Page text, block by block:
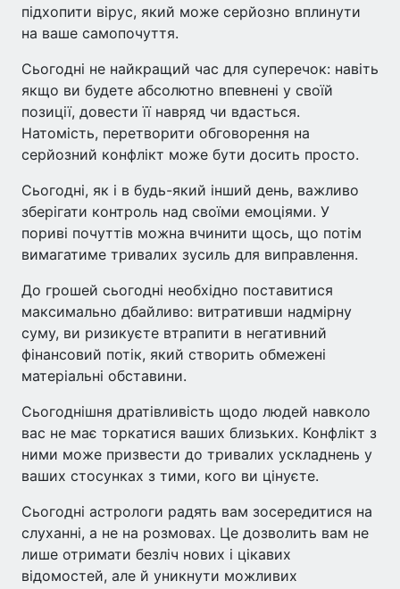
підхопити вірус, який може серйозно вплинути
на ваше самопочуття.
Сьогодні не найкращий час для суперечок: навіть
якщо ви будете абсолютно впевнені у своїй
позиції, довести її навряд чи вдасться.
Натомість, перетворити обговорення на
серйозний конфлікт може бути досить просто.
Сьогодні, як і в будь-який інший день, важливо
зберігати контроль над своїми емоціями. У
пориві почуттів можна вчинити щось, що потім
вимагатиме тривалих зусиль для виправлення.
До грошей сьогодні необхідно поставитися
максимально дбайливо: витративши надмірну
суму, ви ризикуєте втрапити в негативний
фінансовий потік, який створить обмежені
матеріальні обставини.
Сьогоднішня дратівливість щодо людей навколо
вас не має торкатися ваших близьких. Конфлікт з
ними може призвести до тривалих ускладнень у
ваших стосунках з тими, кого ви цінуєте.
Сьогодні астрологи радять вам зосередитися на
слуханні, а не на розмовах. Це дозволить вам не
лише отримати безліч нових і цікавих
відомостей, але й уникнути можливих